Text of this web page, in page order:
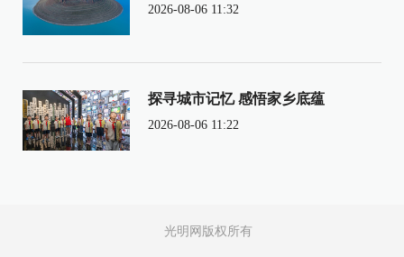
2026-08-06 11:32
探寻城市记忆 感悟家乡底蕴
2026-08-06 11:22
光明网版权所有